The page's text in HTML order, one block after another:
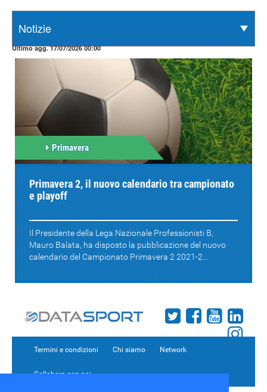
Ultimo agg. 17/07/2026 00:00
Primavera
Primavera 2, il nuovo calendario tra campionato
e playoff
Il Presidente della Lega Nazionale Professionisti B,
Mauro Balata, ha disposto la pubblicazione del nuovo
calendario del Campionato Primavera 2 2021-2...
Termini e condizioni Chi siamo Network
Collabora con noi